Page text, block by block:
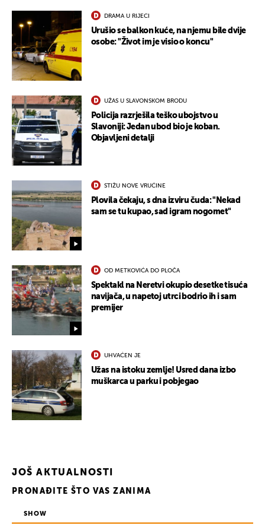
DRAMA U RIJECI
Urušio se balkon kuće, na njemu bile dvije
osobe: "Život im je visio o koncu"
UŽAS U SLAVONSKOM BRODU
Policija razrješila teško ubojstvo u
Slavoniji: Jedan ubod bio je koban.
Objavljeni detalji
STIŽU NOVE VRUĆINE
Plovila čekaju, s dna izviru čuda: "Nekad
sam se tu kupao, sad igram nogomet"
OD METKOVIĆA DO PLOČA
Spektakl na Neretvi okupio desetke tisuća
navijača, u napetoj utrci bodrio ih i sam
premijer
UHVAĆEN JE
Užas na istoku zemlje! Usred dana izbo
muškarca u parku i pobjegao
JOŠ AKTUALNOSTI
PRONAĐITE ŠTO VAS ZANIMA
SHOW